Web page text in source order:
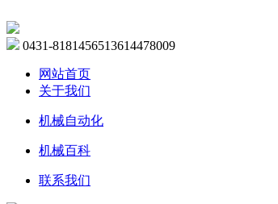
0431-8181456513614478009
网站首页
关于我们
机械自动化
机械百科
联系我们